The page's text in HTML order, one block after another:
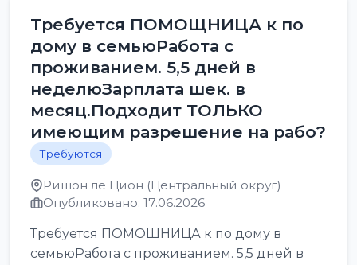
Требуется ПОМОЩНИЦА к по
дому в семьюРабота с
проживанием. 5,5 дней в
неделюЗарплата шек. в
месяц.Подходит ТОЛЬКО
имеющим разрешение на рабо?
Требуются
Ришон ле Цион (Центральный округ)
Опубликовано: 17.06.2026
Требуется ПОМОЩНИЦА к по дому в
семьюРабота с проживанием. 5,5 дней в